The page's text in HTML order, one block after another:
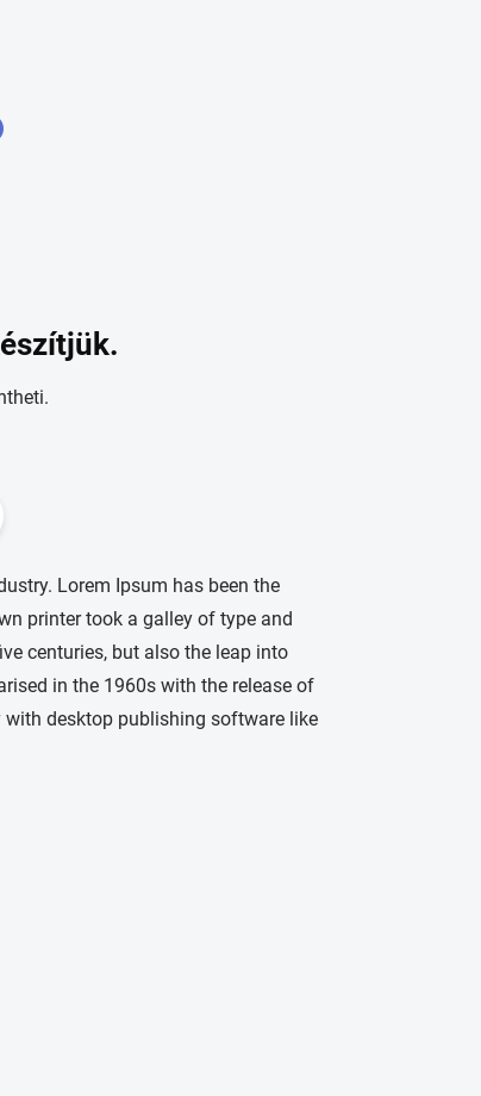
Lorem Ipsum has been the
printer took a galley of type and
centuries, but also the leap into
in the 1960s with the release of
with desktop publishing software like